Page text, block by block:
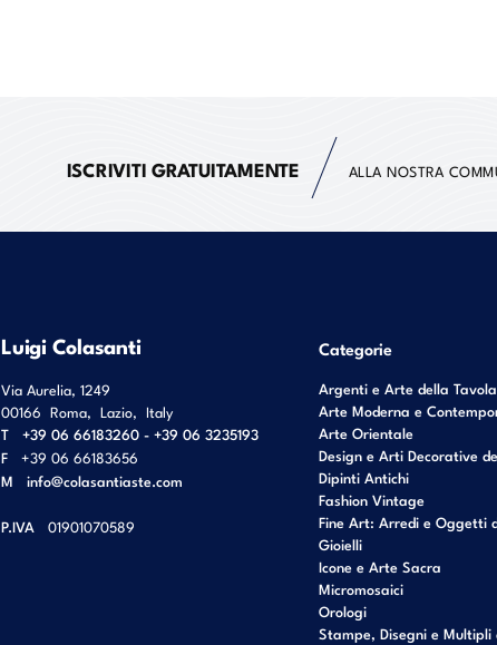
ISCRIVITI GRATUITAMENTE ALLA NOSTRA
Luigi Colasanti
Via Aurelia, 1249
00166 Roma, Lazio, Italy
T
+39 06 66183260 - +39 06 3235193
F
+39 06 66183656
M info@colasantiaste.com
P.IVA 01901070589
Categorie
Argenti e Arte della Tavola
Arte Moderna e
Arte Orientale
Design e Arti Decorative
Dipinti Antichi
Fashion Vintage
Fine Art: Arredi e Oggetti
Gioielli
Icone e Arte Sacra
Micromosaici
Orologi
Stampe, Disegni e